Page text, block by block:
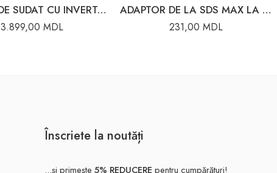
APARAT DE SUDAT CU INVERTOR 250A 65/6 RESANTA
3.899,00 MDL
ADAPTOR DE LA SDS MAX LA SDS PLUS SAMURAI
231,00 MDL
Înscriete la noutăți
...și primește 5% REDUCERE pentru cumpărături!